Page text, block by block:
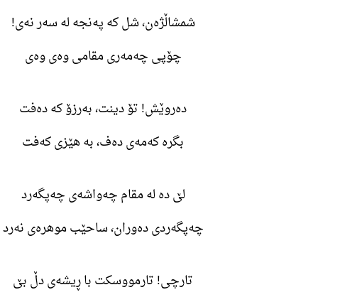
شمشاڵژەن، شل کە پەنجە لە سەر نەی!
چۆپی چەمەری مقامی وەی وەی
دەروێش! تۆ دینت، بەرزۆ کە دەفت
بگرە کەمەی دەف، بە هێزی کەفت
لێ دە لە مقام چەواشەی چەپگەرد
چەپگەردی دەوران، ساحێب موهرەی نەرد
تارچی! تارمووسکت با ڕیشەی دڵ بێ